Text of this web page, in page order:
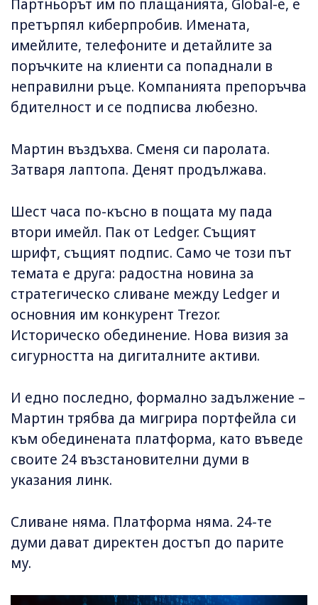
Партньорът им по плащанията, Global-e, е
претърпял киберпробив. Имената,
имейлите, телефоните и детайлите за
поръчките на клиенти са попаднали в
неправилни ръце. Компанията препоръчва
бдителност и се подписва любезно.
Мартин въздъхва. Сменя си паролата.
Затваря лаптопа. Денят продължава.
Шест часа по-късно в пощата му пада
втори имейл. Пак от Ledger. Същият
шрифт, същият подпис. Само че този път
темата е друга: радостна новина за
стратегическо сливане между Ledger и
основния им конкурент Trezor.
Историческо обединение. Нова визия за
сигурността на дигиталните активи.
И едно последно, формално задължение –
Мартин трябва да мигрира портфейла си
към обединената платформа, като въведе
своите 24 възстановителни думи в
указания линк.
Сливане няма. Платформа няма. 24-те
думи дават директен достъп до парите
му.